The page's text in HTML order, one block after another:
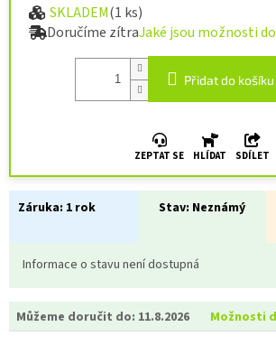
Měrná cena:
SKLADEM(1 ks)
Doručíme zítraJaké jsou možnosti
Přidat do košíku
ZEPTAT SE HLÍDAT SDÍLET
Záruka: 1 rok Stav: Neznámý
Informace o stavu není dostupná
Můžeme doručit do: 11.8.2026 Možnosti